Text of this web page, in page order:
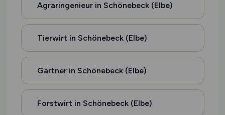
Agraringenieur in Schönebeck (Elbe)
Tierwirt in Schönebeck (Elbe)
Gärtner in Schönebeck (Elbe)
Forstwirt in Schönebeck (Elbe)